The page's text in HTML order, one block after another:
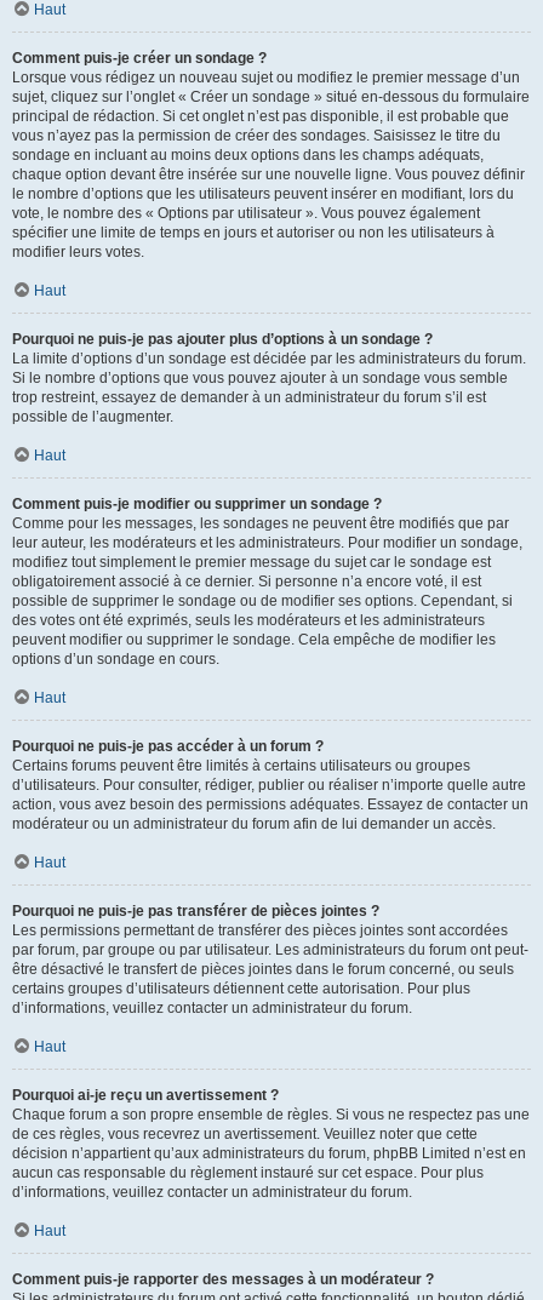
Haut
Comment puis-je créer un sondage ?
Lorsque vous rédigez un nouveau sujet ou modifiez le premier message d’un
sujet, cliquez sur l’onglet « Créer un sondage » situé en-dessous du formulaire
principal de rédaction. Si cet onglet n’est pas disponible, il est probable que
vous n’ayez pas la permission de créer des sondages. Saisissez le titre du
sondage en incluant au moins deux options dans les champs adéquats,
chaque option devant être insérée sur une nouvelle ligne. Vous pouvez définir
le nombre d’options que les utilisateurs peuvent insérer en modifiant, lors du
vote, le nombre des « Options par utilisateur ». Vous pouvez également
spécifier une limite de temps en jours et autoriser ou non les utilisateurs à
modifier leurs votes.
Haut
Pourquoi ne puis-je pas ajouter plus d’options à un sondage ?
La limite d’options d’un sondage est décidée par les administrateurs du forum.
Si le nombre d’options que vous pouvez ajouter à un sondage vous semble
trop restreint, essayez de demander à un administrateur du forum s’il est
possible de l’augmenter.
Haut
Comment puis-je modifier ou supprimer un sondage ?
Comme pour les messages, les sondages ne peuvent être modifiés que par
leur auteur, les modérateurs et les administrateurs. Pour modifier un sondage,
modifiez tout simplement le premier message du sujet car le sondage est
obligatoirement associé à ce dernier. Si personne n’a encore voté, il est
possible de supprimer le sondage ou de modifier ses options. Cependant, si
des votes ont été exprimés, seuls les modérateurs et les administrateurs
peuvent modifier ou supprimer le sondage. Cela empêche de modifier les
options d’un sondage en cours.
Haut
Pourquoi ne puis-je pas accéder à un forum ?
Certains forums peuvent être limités à certains utilisateurs ou groupes
d’utilisateurs. Pour consulter, rédiger, publier ou réaliser n’importe quelle autre
action, vous avez besoin des permissions adéquates. Essayez de contacter un
modérateur ou un administrateur du forum afin de lui demander un accès.
Haut
Pourquoi ne puis-je pas transférer de pièces jointes ?
Les permissions permettant de transférer des pièces jointes sont accordées
par forum, par groupe ou par utilisateur. Les administrateurs du forum ont peut-
être désactivé le transfert de pièces jointes dans le forum concerné, ou seuls
certains groupes d’utilisateurs détiennent cette autorisation. Pour plus
d’informations, veuillez contacter un administrateur du forum.
Haut
Pourquoi ai-je reçu un avertissement ?
Chaque forum a son propre ensemble de règles. Si vous ne respectez pas une
de ces règles, vous recevrez un avertissement. Veuillez noter que cette
décision n’appartient qu’aux administrateurs du forum, phpBB Limited n’est en
aucun cas responsable du règlement instauré sur cet espace. Pour plus
d’informations, veuillez contacter un administrateur du forum.
Haut
Comment puis-je rapporter des messages à un modérateur ?